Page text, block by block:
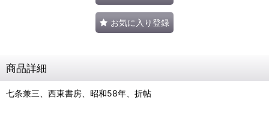
お気に入り登録
商品詳細
七条兼三、西東書房、昭和58年、折帖